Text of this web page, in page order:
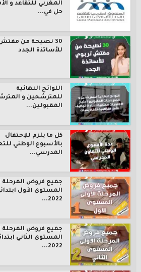
المغربي للتقاعد و
حل في...
30 نصيحة من
للأساتذة الجدد
اللوائح النهائية
للمترشحين و
المقبولين...
كل ما يلزم للإحتفال
بالأسبوع الوطني
المدرسي...
جميع فروض المرحلة
المستوى الأول
2022...
جميع فروض المرحلة
المستوى الثاني
2022...